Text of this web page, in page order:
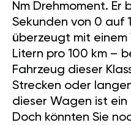
Nm Drehmoment. Er
Sekunden von 0 auf
überzeugt mit einem
Litern pro 100 km –
Fahrzeug dieser
Strecken oder
dieser Wagen ist ein
Doch könnten Sie